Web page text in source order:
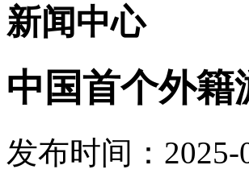
新闻中心
中国首个外籍
发布时间：2025-